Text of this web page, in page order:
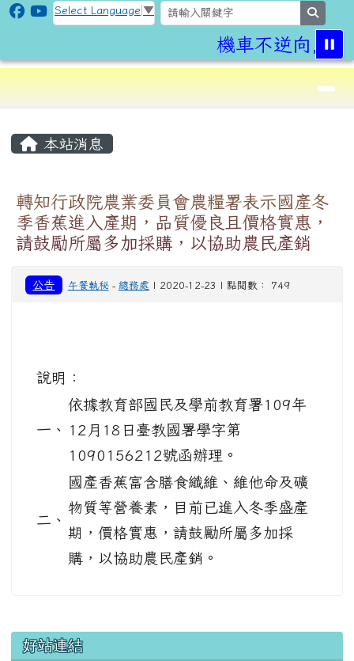
跳至主內容區
CLPS Site
Select Language ▼
機車不逆向,行
⏸
導覽列
本站消息
轉知行政院農業委員會農糧署表示國產冬
季香蕉進入產期，品質優良且價格實惠，
請鼓勵所屬多加採購，以協助農民產銷
公告 午餐執秘- 總務處 | 2020-12-23 | 點閱數： 749
說明：
一、
依據教育部國民及學前教育署109年
12月18日臺教國署學字第
1090156212號函辦理。
二、
國產香蕉富含膳食纖維、維他命及礦
物質等營養素，目前已進入冬季盛產
期，價格實惠，請鼓勵所屬多加採
購，以協助農民產銷。
左邊區域內容
好站連結